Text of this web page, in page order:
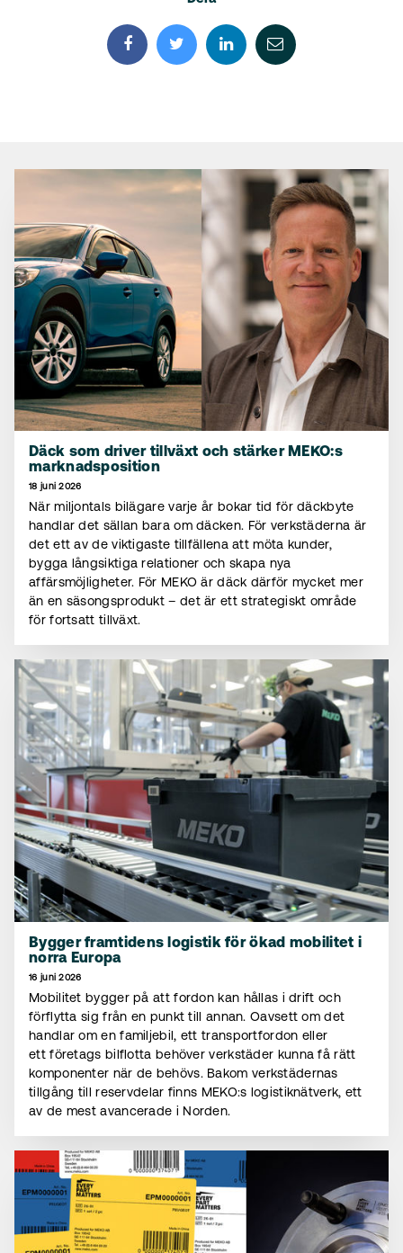
Däck som driver tillväxt och stärker MEKO:s
marknadsposition
18 juni 2026
När miljontals bilägare varje år bokar tid för däckbyte
handlar det sällan bara om däcken. För verkstäderna är
det ett av de viktigaste tillfällena att möta kunder,
bygga långsiktiga relationer och skapa nya
affärsmöjligheter. För MEKO är däck därför mycket mer
än en säsongsprodukt – det är ett strategiskt område
för fortsatt tillväxt.
Bygger framtidens logistik för ökad mobilitet i
norra Europa
16 juni 2026
Mobilitet bygger på att fordon kan hållas i drift och
förflytta sig från en punkt till annan. Oavsett om det
handlar om en familjebil, ett transportfordon eller
ett företags bilflotta behöver verkstäder kunna få rätt
komponenter när de behövs. Bakom verkstädernas
tillgång till reservdelar finns MEKO:s logistiknätverk, ett
av de mest avancerade i Norden.